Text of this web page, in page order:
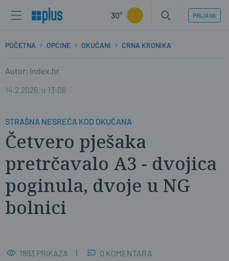
30° PRIJAVA
POČETNA OPĆINE OKUČANI CRNA KRONIKA
Autor: Index.hr
14.2.2026. u 13:08
STRAŠNA NESREĆA KOD OKUČANA
Četvero pješaka
pretrčavalo A3 - dvojica
poginula, dvoje u NG
bolnici
1893 PRIKAZA 0 KOMENTARA